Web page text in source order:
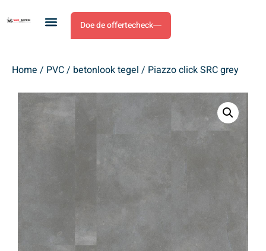
Doe de offertecheck
Home / PVC/ betonlook tegel / Piazzo click SRC grey